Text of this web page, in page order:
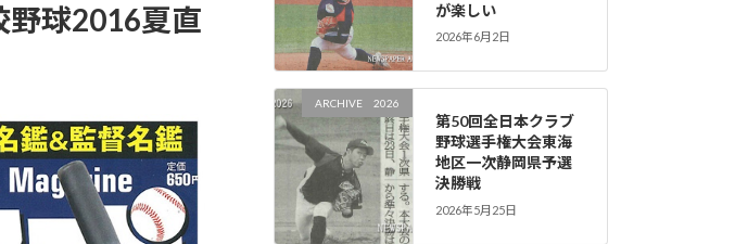
球2016夏直
が楽しい
2026年6月2日
ARCHIVE 2026
第50回全日本クラブ
野球選手権大会東海
地区一次静岡県予選
決勝戦
2026年5月25日